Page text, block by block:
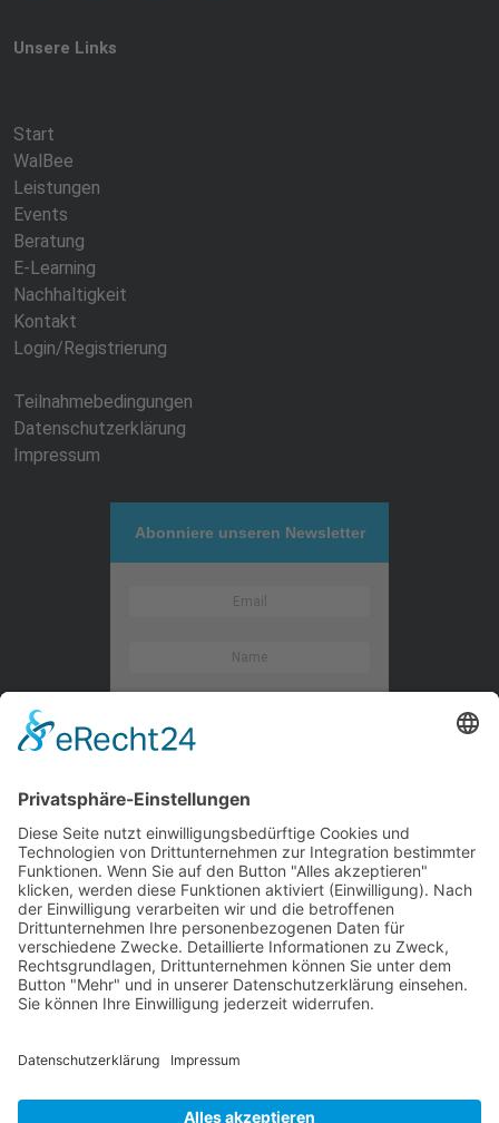
Unsere Links
Start
WalBee
Leistungen
Events
Beratung
E-Learning
Nachhaltigkeit
Kontakt
Login/Registrierung
Teilnahmebedingungen
Datenschutzerklärung
Impressum
Abonniere unseren Newsletter
Kontaktieren Sie uns
WalBee
Bizzmade GmbH
Gießereistraße 29
83022 Rosenheim
Tel.:+49 8031 282 09 50
Web:
www.walbee.de